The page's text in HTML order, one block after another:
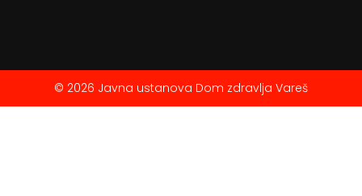
© 2026 Javna ustanova Dom zdravlja Vareš